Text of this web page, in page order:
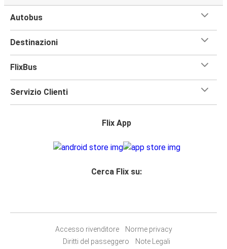
Autobus
Destinazioni
FlixBus
Servizio Clienti
Flix App
Cerca Flix su:
Accesso rivenditore
Norme privacy
Diritti del passeggero
Note Legali